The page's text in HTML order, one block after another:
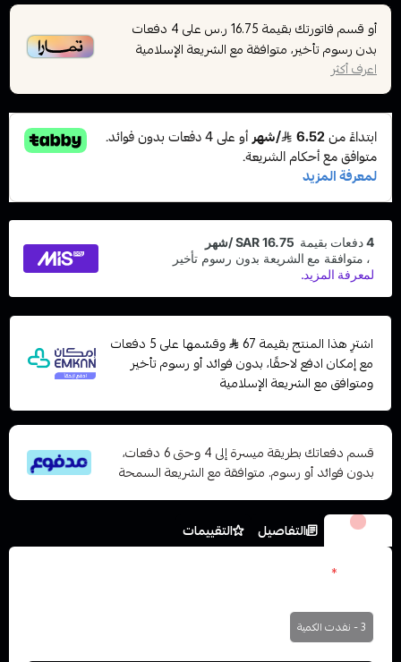
أو قسم فاتورتك بقيمة 16.75 ر.س على4 دفعات
بدون رسوم تأخير، متوافقة مع الشريعة الإسلامية
اعرف أكثر
اشترِ هذا المنتج بقيمة 67
وقسّمها على 5 دفعات
مع إمكان ادفع لاحقًا، بدون فوائد أو رسوم تأخير
ومتوافق مع الشريعة الإسلامية
قسم دفعاتك بطريقة ميسرة إلى 4 وحتى 6 دفعات،
بدون فوائد أو رسوم. متوافقة مع الشريعة السمحة
الخيارات التفاصيل
التقييمات
*
3 - نفدت الكمية